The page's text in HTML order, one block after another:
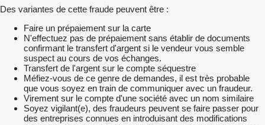
Des variantes de cette fraude peuvent être :
Faire un prépaiement sur la carte
N'effectuez pas de prépaiement sans établir de documents
confirmant le transfert d'argent si le vendeur vous semble
suspect au cours de vos échanges.
Transfert de l'argent sur le compte séquestre
Méfiez-vous de ce genre de demandes, il est très probable
que vous soyez en train de communiquer avec un fraudeur.
Virement sur le compte d'une société avec un nom similaire
Soyez vigilant(e), des fraudeurs peuvent se faire passer pour
des entreprises connues en introduisant des modifications